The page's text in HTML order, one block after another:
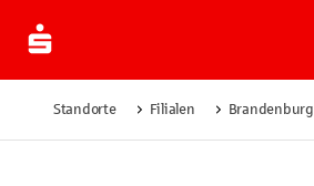
Standorte Filialen Brandenburg